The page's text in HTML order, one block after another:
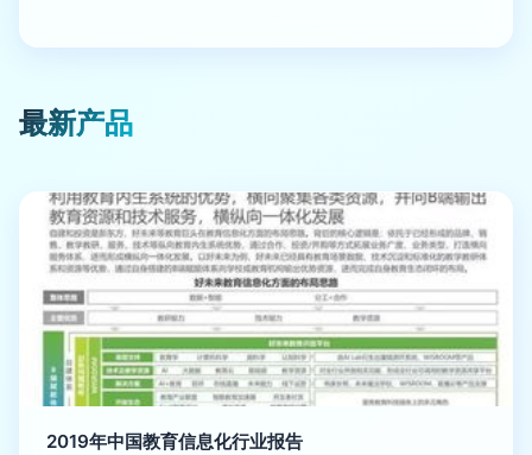
最新产品
2019年中国教育信息化行业报告